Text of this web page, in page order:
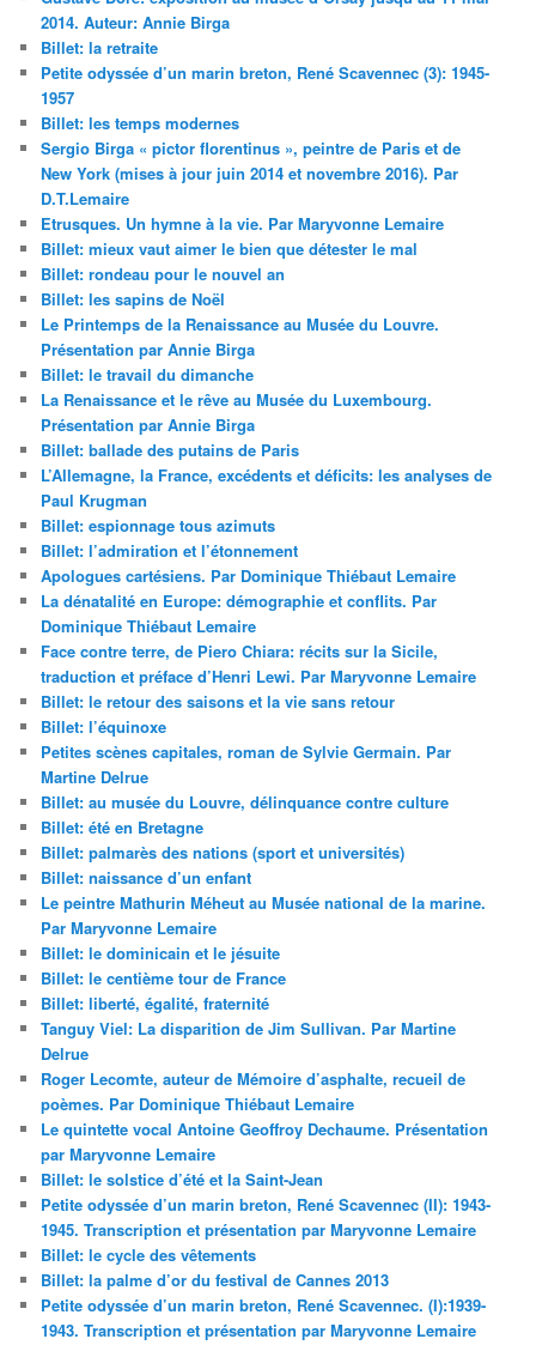
2014. Auteur: Annie Birga
Billet: la retraite
Petite odyssée d’un marin breton, René Scavennec (3): 1945-
1957
Billet: les temps modernes
Sergio Birga « pictor florentinus », peintre de Paris et de
New York (mises à jour juin 2014 et novembre 2016). Par
D.T.Lemaire
Etrusques. Un hymne à la vie. Par Maryvonne Lemaire
Billet: mieux vaut aimer le bien que détester le mal
Billet: rondeau pour le nouvel an
Billet: les sapins de Noël
Le Printemps de la Renaissance au Musée du Louvre.
Présentation par Annie Birga
Billet: le travail du dimanche
La Renaissance et le rêve au Musée du Luxembourg.
Présentation par Annie Birga
Billet: ballade des putains de Paris
L’Allemagne, la France, excédents et déficits: les analyses de
Paul Krugman
Billet: espionnage tous azimuts
Billet: l’admiration et l’étonnement
Apologues cartésiens. Par Dominique Thiébaut Lemaire
La dénatalité en Europe: démographie et conflits. Par
Dominique Thiébaut Lemaire
Face contre terre, de Piero Chiara: récits sur la Sicile,
traduction et préface d’Henri Lewi. Par Maryvonne Lemaire
Billet: le retour des saisons et la vie sans retour
Billet: l’équinoxe
Petites scènes capitales, roman de Sylvie Germain. Par
Martine Delrue
Billet: au musée du Louvre, délinquance contre culture
Billet: été en Bretagne
Billet: palmarès des nations (sport et universités)
Billet: naissance d’un enfant
Le peintre Mathurin Méheut au Musée national de la marine.
Par Maryvonne Lemaire
Billet: le dominicain et le jésuite
Billet: le centième tour de France
Billet: liberté, égalité, fraternité
Tanguy Viel: La disparition de Jim Sullivan. Par Martine
Delrue
Roger Lecomte, auteur de Mémoire d’asphalte, recueil de
poèmes. Par Dominique Thiébaut Lemaire
Le quintette vocal Antoine Geoffroy Dechaume. Présentation
par Maryvonne Lemaire
Billet: le solstice d’été et la Saint-Jean
Petite odyssée d’un marin breton, René Scavennec (II): 1943-
1945. Transcription et présentation par Maryvonne Lemaire
Billet: le cycle des vêtements
Billet: la palme d’or du festival de Cannes 2013
Petite odyssée d’un marin breton, René Scavennec. (I):1939-
1943. Transcription et présentation par Maryvonne Lemaire